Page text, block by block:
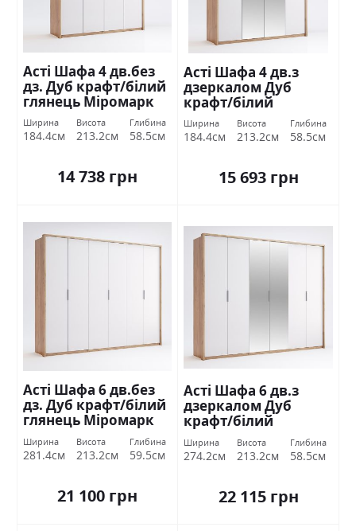
Асті Шафа 4 дв.без
дз. Дуб крафт/білий
глянець Міромарк
Ширина
184.4см
Висота
213.2см
Глибина
58.5см
14 738 грн
Асті Шафа 4 дв.з
дзеркалом Дуб
крафт/білий
глянець Міромарк
Ширина
184.4см
Висота
213.2см
Глибина
58.5см
15 693 грн
Асті Шафа 6 дв.без
дз. Дуб крафт/білий
глянець Міромарк
Ширина
281.4см
Висота
213.2см
Глибина
59.5см
21 100 грн
Асті Шафа 6 дв.з
дзеркалом Дуб
крафт/білий
глянець Міромарк
Ширина
274.2см
Висота
213.2см
Глибина
58.5см
22 115 грн